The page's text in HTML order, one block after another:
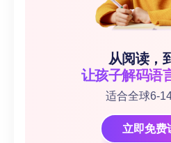
从阅读，
让孩子解码语
适合全球6-
立即免费